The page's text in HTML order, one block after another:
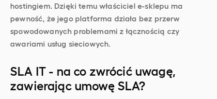
hostingiem. Dzięki temu właściciel e-sklepu ma
pewność, że jego platforma działa bez przerw
spowodowanych problemami z łącznością czy
awariami usług sieciowych.
SLA IT - na co zwrócić uwagę,
zawierając umowę SLA?